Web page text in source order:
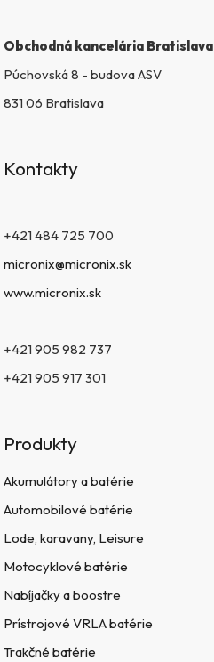
Obchodná kancelária Bratislava
Púchovská 8 - budova ASV
831 06 Bratislava
Kontakty
+421 484 725 700
micronix@micronix.sk
www.micronix.sk
+421 905 982 737
+421 905 917 301
Produkty
Akumulátory a batérie
Automobilové batérie
Lode, karavany, Leisure
Motocyklové batérie
Nabíjačky a boostre
Prístrojové VRLA batérie
Trakčné batérie